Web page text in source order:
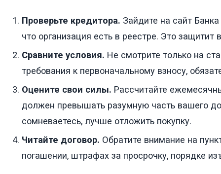
Проверьте кредитора. Зайдите на сайт
что организация есть в реестре. Это защитит
Сравните условия. Не смотрите только на
требования к первоначальному взносу,
Оцените свои силы. Рассчитайте
должен превышать разумную часть вашего
сомневаетесь, лучше отложить покупку.
Читайте договор. Обратите внимание на
погашении, штрафах за просрочку, порядке